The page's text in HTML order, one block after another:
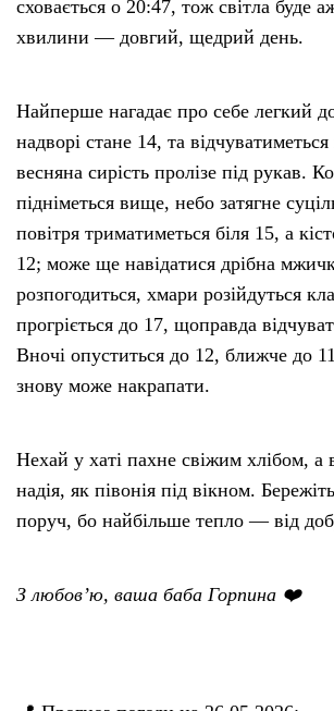
сховається о 20:47, тож світла буде
хвилини — довгий, щедрий день.
Найперше нагадає про себе легкий
надворі стане 14, та
весняна сирість пролізе під рукав.
підніметься вище, небо затягне
повітря триматиметься біля 15, а
12; може ще навідатися дрібна
розпогодиться, хмари розійдуться
прогріється до 17, щоправда
Вночі опуститься до 12, ближче до
знову може накрапати.
Нехай у хаті пахне свіжим хлібом, а
надія, як півонія під вікном.
поруч, бо найбільше тепло — від
З любов’ю, ваша баба Горпина ❤️